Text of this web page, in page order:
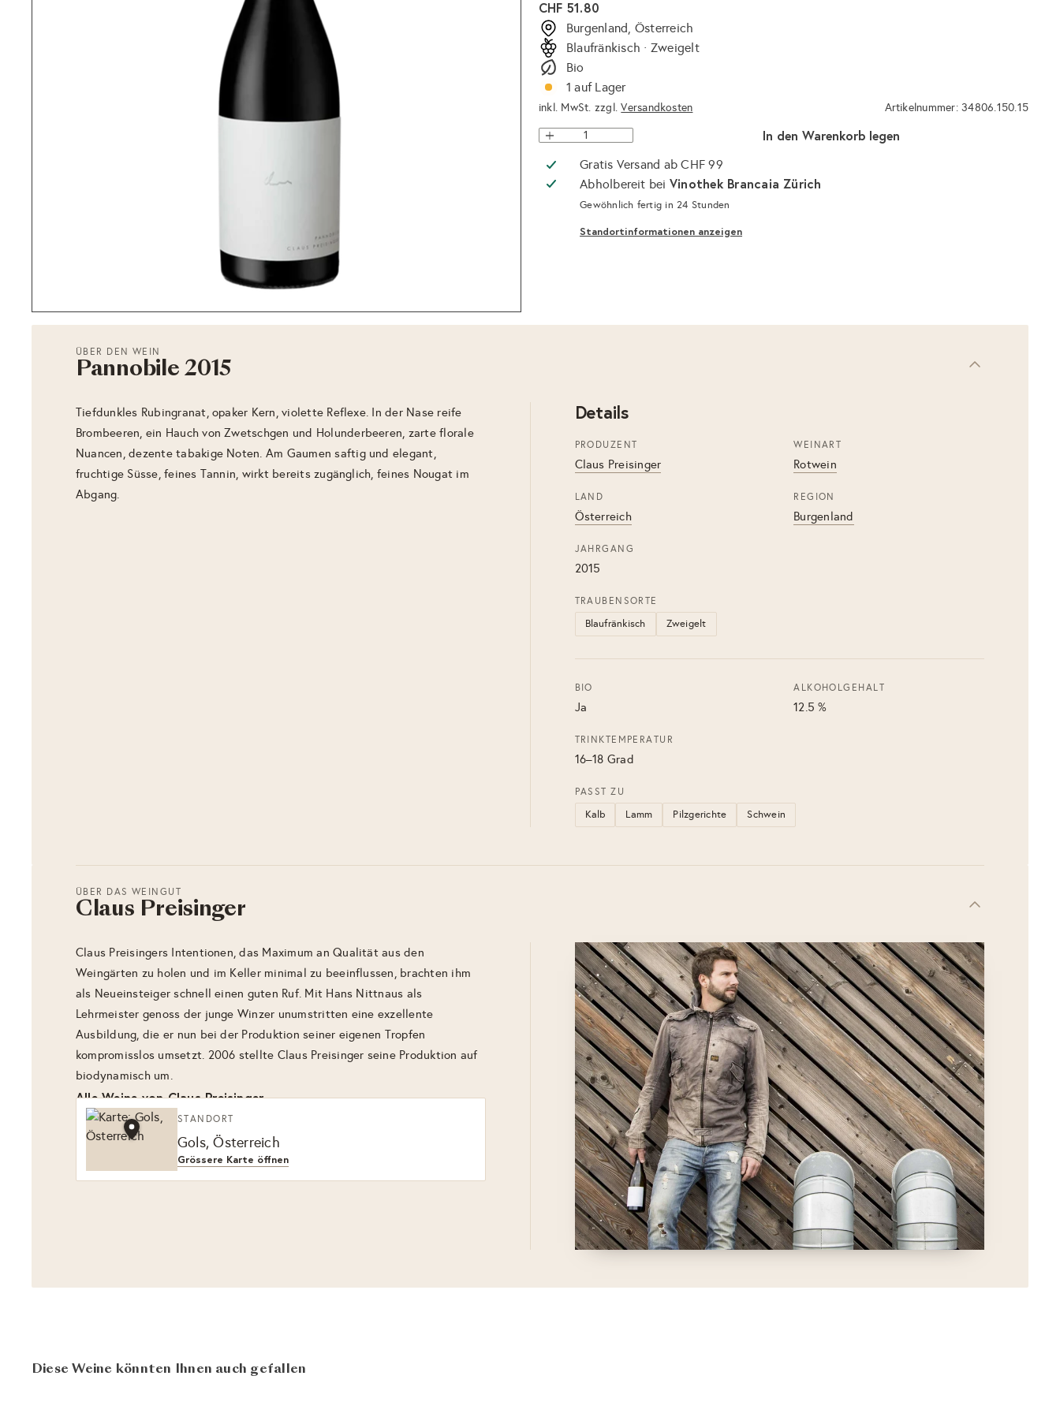
Normaler
Preis
CHF 51.80
Burgenland, Österreich
Blaufränkisch · Zweigelt
Bio
1 auf Lager
inkl. MwSt. zzgl.Versandkosten Artikelnummer: 34806.150.15
In den Warenkorb legen
Gratis Versand ab CHF 99
Abholbereit bei Vinothek Brancaia Zürich
Gewöhnlich fertig in 24 Stunden
Standortinformationen anzeigen
ÜBER DEN WEIN
Pannobile 2015
Tiefdunkles Rubingranat, opaker Kern, violette Reflexe. In der Nase reife
Brombeeren, ein Hauch von Zwetschgen und Holunderbeeren, zarte florale
Nuancen, dezente tabakige Noten. Am Gaumen saftig und elegant,
fruchtige Süsse, feines Tannin, wirkt bereits zugänglich, feines Nougat im
Abgang.
Details
PRODUZENT
Claus Preisinger
WEINART
Rotwein
LAND
Österreich
REGION
Burgenland
JAHRGANG
2015
TRAUBENSORTE
Blaufränkisch Zweigelt
BIO
Ja
ALKOHOLGEHALT
12.5 %
TRINKTEMPERATUR
16–18 Grad
PASST ZU
Kalb Lamm Pilzgerichte Schwein
ÜBER DAS WEINGUT
Claus Preisinger
Claus Preisingers Intentionen, das Maximum an Qualität aus den
Weingärten zu holen und im Keller minimal zu beeinflussen, brachten ihm
als Neueinsteiger schnell einen guten Ruf. Mit Hans Nittnaus als
Lehrmeister genoss der junge Winzer unumstritten eine exzellente
Ausbildung, die er nun bei der Produktion seiner eigenen Tropfen
kompromisslos umsetzt. 2006 stellte Claus Preisinger seine Produktion auf
biodynamisch um.
Alle Weine von Claus Preisinger
STANDORT
Gols, Österreich
Grössere Karte öffnen
Diese Weine könnten Ihnen auch gefallen